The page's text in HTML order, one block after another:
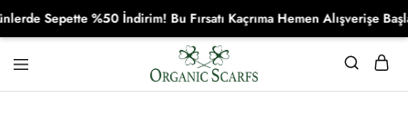
Organikscarf
Sepette %50 İndirim! Bu Fırsatı Kaçrıma Hemen Alışverişe